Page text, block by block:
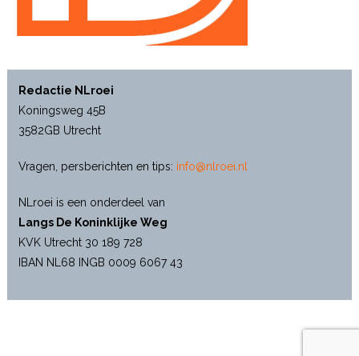
Redactie NLroei
Koningsweg 45B
3582GB Utrecht
Vragen, persberichten en tips: info@nlroei.nl
NLroei is een onderdeel van
Langs De Koninklijke Weg
KVK Utrecht 30 189 728
IBAN NL68 INGB 0009 6067 43